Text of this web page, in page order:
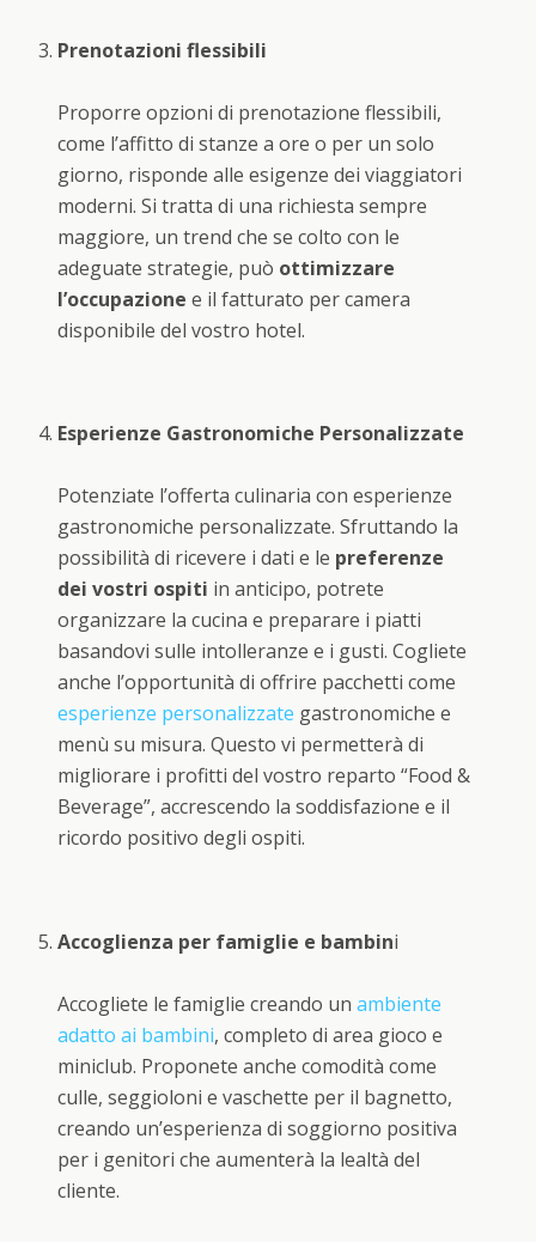
Prenotazioni flessibili
Proporre opzioni di prenotazione flessibili,
come l’affitto di stanze a ore o per un solo
giorno, risponde alle esigenze dei viaggiatori
moderni. Si tratta di una richiesta sempre
maggiore, un trend che se colto con le
adeguate strategie, può ottimizzare
l’occupazione e il fatturato per camera
disponibile del vostro hotel.
Esperienze Gastronomiche Personalizzate
Potenziate l’offerta culinaria con esperienze
gastronomiche personalizzate. Sfruttando la
possibilità di ricevere i dati e le preferenze
dei vostri ospiti in anticipo, potrete
organizzare la cucina e preparare i piatti
basandovi sulle intolleranze e i gusti. Cogliete
anche l’opportunità di offrire pacchetti come
esperienze personalizzate gastronomiche e
menù su misura. Questo vi permetterà di
migliorare i profitti del vostro reparto “Food &
Beverage”, accrescendo la soddisfazione e il
ricordo positivo degli ospiti.
Accoglienza per famiglie e bambini
Accogliete le famiglie creando unambiente
adatto ai bambini, completo di area gioco e
miniclub. Proponete anche comodità come
culle, seggioloni e vaschette per il bagnetto,
creando un’esperienza di soggiorno positiva
per i genitori che aumenterà la lealtà del
cliente.